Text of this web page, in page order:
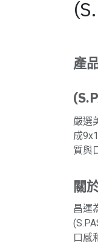
產
嚴選
成
質與
關
昌運
口感